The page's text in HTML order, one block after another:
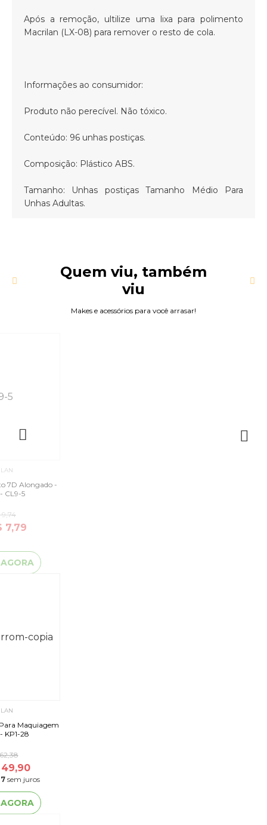
Após a remoção, ultilize uma lixa para polimento
Macrilan (LX-08) para remover o resto de cola.
Informações ao consumidor:
Produto não perecível. Não tóxico.
Conteúdo: 96 unhas postiças.
Composição: Plástico ABS.
Tamanho: Unhas postiças Tamanho Médio Para
Unhas Adultas.
Quem viu, também
viu
Makes e acessórios para você arrasar!
7D Alongado -
CL9-5
7,79
Maquiagem
- Macrilan - KP1-28
49,90
sem juros